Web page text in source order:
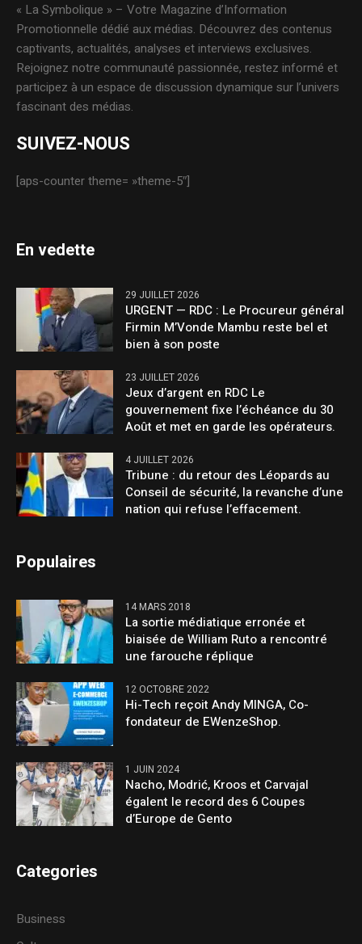
« La Symbolique » – Votre Magazine d’Information
Promotionnelle dédié aux médias. Découvrez des contenus
captivants, actualités, analyses et interviews exclusives.
Rejoignez notre communauté passionnée, restez informé et
participez à un espace de discussion dynamique sur l’univers
fascinant des médias.
SUIVEZ-NOUS
[aps-counter theme= »theme-5″]
En vedette
29 JUILLET 2026
URGENT — RDC : Le Procureur général
Firmin M’Vonde Mambu reste bel et
bien à son poste
23 JUILLET 2026
Jeux d’argent en RDC Le
gouvernement fixe l’échéance du 30
Août et met en garde les opérateurs.
4 JUILLET 2026
Tribune : du retour des Léopards au
Conseil de sécurité, la revanche d’une
nation qui refuse l’effacement.
Populaires
14 MARS 2018
La sortie médiatique erronée et
biaisée de William Ruto a rencontré
une farouche réplique
12 OCTOBRE 2022
Hi-Tech reçoit Andy MINGA, Co-
fondateur de EWenzeShop.
1 JUIN 2024
Nacho, Modrić, Kroos et Carvajal
égalent le record des 6 Coupes
d’Europe de Gento
Categories
Business